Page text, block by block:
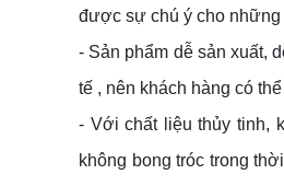
được sự chú ý cho
- Sản phẩm dễ sản xuất,
tế , nên khách hàng có
- Với chất liệu thủy tinh,
không bong tróc trong